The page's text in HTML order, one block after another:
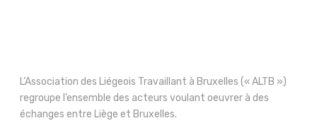
L’Association des Liégeois Travaillant à Bruxelles (« ALTB »)
regroupe l’ensemble des acteurs voulant oeuvrer à des
échanges entre Liège et Bruxelles.